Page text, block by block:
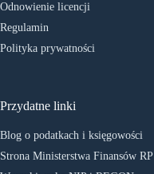
Odnowienie licencji
Regulamin
Polityka prywatności
Przydatne linki
Blog o podatkach i księgowości
Strona Ministerstwa Finansów RP